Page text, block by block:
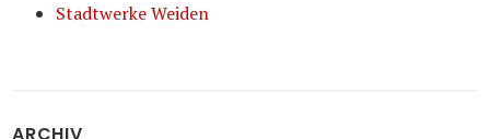
Stadtwerke Weiden